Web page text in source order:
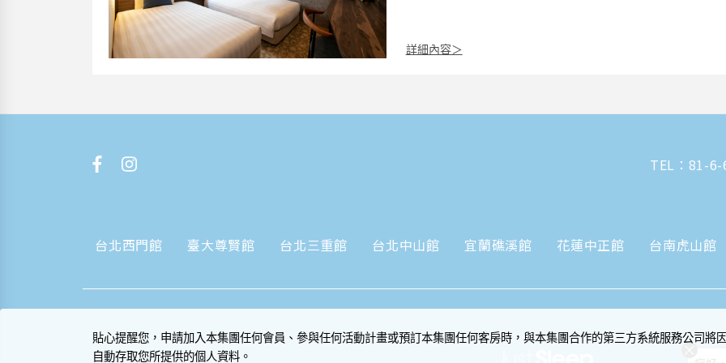
詳細內容＞
TEL： 81-6-
台北西門館 臺大尊賢館 台北三重館 台北中山館 宜蘭礁溪館 花蓮中正館 台南虎山館
貼心提醒您，申請加入本集團任何會員、參與任何活動計畫或預訂本集團任何客房時，與本集團合作的第三方系統服務公司將
自動存取您所提供的個人資料。